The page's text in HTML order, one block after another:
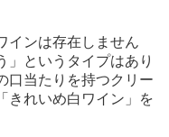
インは存在しません
」というタイプはあり
口当たりを持つクリー
きれいめ白ワイン」を